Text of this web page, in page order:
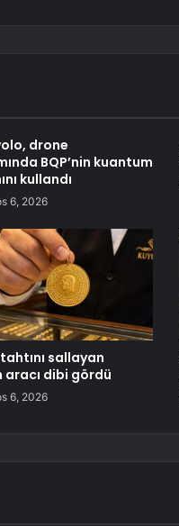
drone
BQP’nin kuantum
kullandı
6, 2026
tahtını sallayan
aracı dibi gördü
6, 2026